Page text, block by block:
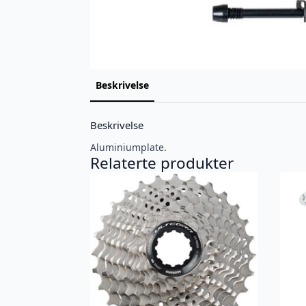
Beskrivelse
Beskrivelse
Aluminiumplate.
Relaterte produkter